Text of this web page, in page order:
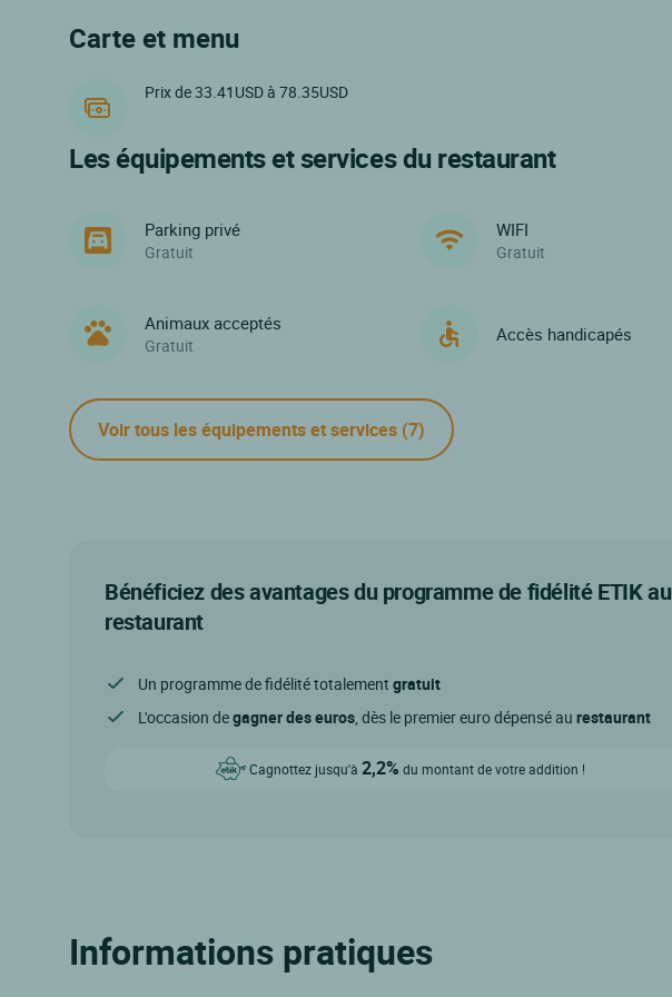
Carte et menu
Prix de 33.41USD à 78.35USD
Les équipements et services du restaurant
Parking privé
Gratuit
WIFI
Gratuit
Animaux acceptés
Gratuit
Accès handicapés
Voir tous les équipements et services (7)
Bénéficiez des avantages du programme de fidélité ETIK au
restaurant
Un programme de fidélité totalement gratuit
L'occasion degagner des euros , dès le premier euro dépensé au restaurant
Cagnottez jusqu'à 2,2% du montant de votre addition !
Informations pratiques